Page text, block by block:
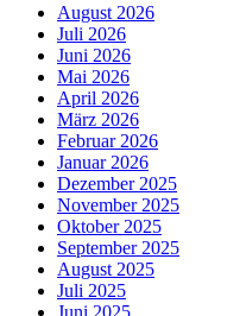
August 2026
Juli 2026
Juni 2026
Mai 2026
April 2026
März 2026
Februar 2026
Januar 2026
Dezember 2025
November 2025
Oktober 2025
September 2025
August 2025
Juli 2025
Juni 2025